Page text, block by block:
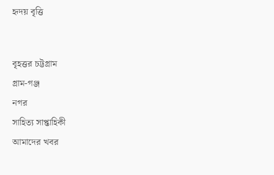
হৃদয় বৃত্তি
বৃহত্তর চট্টগ্রাম
গ্রাম-গঞ্জ
নগর
সাহিত্য সাপ্তাহিকী
আমাদের খবর